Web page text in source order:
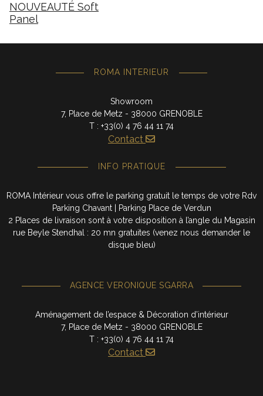
NOUVEAUTÉ Soft
Panel
ROMA INTERIEUR
Showroom
7, Place de Metz - 38000 GRENOBLE
T : +33(0) 4 76 44 11 74
Contact
INFO PRATIQUE
ROMA Intérieur vous offre le parking gratuit le temps de votre Rdv
Parking Chavant | Parking Place de Verdun
2 Places de livraison sont à votre disposition à l’angle du Magasin
rue Beyle Stendhal : 20 mn gratuites (venez nous demander le
disque bleu)
AGENCE VERONIQUE SGARRA
Aménagement de l’espace & Décoration d’intérieur
7, Place de Metz - 38000 GRENOBLE
T : +33(0) 4 76 44 11 74
Contact